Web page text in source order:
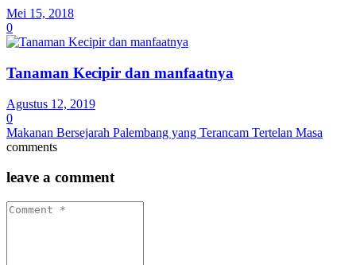
Mei 15, 2018
0
Tanaman Kecipir dan manfaatnya
Agustus 12, 2019
0
Makanan Bersejarah Palembang yang Terancam Tertelan Masa
comments
leave a comment